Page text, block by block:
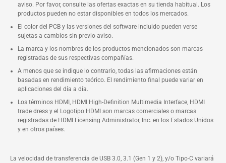
aviso. Por favor, consulte las ofertas exactas en su tienda habitual. Los
productos pueden no estar disponibles en todos los mercados.
El color del PCB y las versiones del software incluido pueden verse
sujetas a cambios sin previo aviso.
La marca y los nombres de los productos mencionados son marcas
registradas de sus respectivas compañías.
A menos que se indique lo contrario, todas las afirmaciones están
basadas en rendimiento teórico. El rendimiento final puede variar en
aplicaciones del día a día.
Los términos HDMI, HDMI High-Definition Multimedia Interface, HDMI
trade dress y el Logotipo HDMI son marcas comerciales o marcas
registradas de HDMI Licensing Administrator, Inc. en los Estados Unidos
y en otros países.
La velocidad de transferencia de USB 3.0, 3.1 (Gen 1 y 2), y/o Tipo-C variará